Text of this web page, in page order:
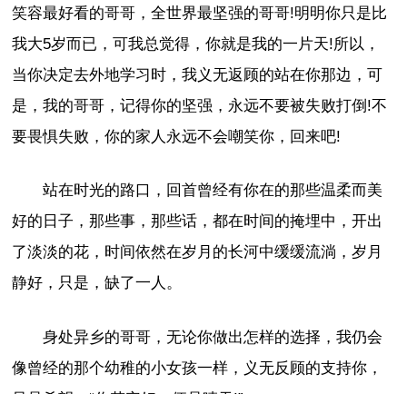
笑容最好看的哥哥，全世界最坚强的哥哥!明明你只是比
我大5岁而已，可我总觉得，你就是我的一片天!所以，
当你决定去外地学习时，我义无返顾的站在你那边，可
是，我的哥哥，记得你的坚强，永远不要被失败打倒!不
要畏惧失败，你的家人永远不会嘲笑你，回来吧!
站在时光的路口，回首曾经有你在的那些温柔而美
好的日子，那些事，那些话，都在时间的掩埋中，开出
了淡淡的花，时间依然在岁月的长河中缓缓流淌，岁月
静好，只是，缺了一人。
身处异乡的哥哥，无论你做出怎样的选择，我仍会
像曾经的那个幼稚的小女孩一样，义无反顾的支持你，